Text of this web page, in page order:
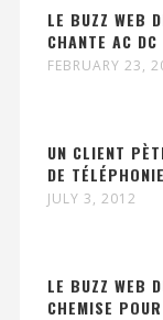
LE BUZZ WEB
CHANTE AC DC
FEBRUARY 23,
UN CLIENT
DE
JULY 3, 2012
LE BUZZ WEB
CHEMISE